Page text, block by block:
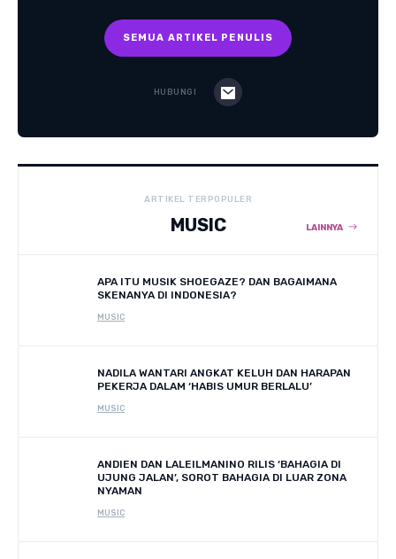
SEMUA ARTIKEL PENULIS
HUBUNGI
ARTIKEL TERPOPULER
MUSIC LAINNYA
APA ITU MUSIK SHOEGAZE? DAN BAGAIMANA
SKENANYA DI INDONESIA?
MUSIC
NADILA WANTARI ANGKAT KELUH DAN HARAPAN
PEKERJA DALAM ‘HABIS UMUR BERLALU’
MUSIC
ANDIEN DAN LALEILMANINO RILIS ‘BAHAGIA DI
UJUNG JALAN’, SOROT BAHAGIA DI LUAR ZONA
NYAMAN
MUSIC